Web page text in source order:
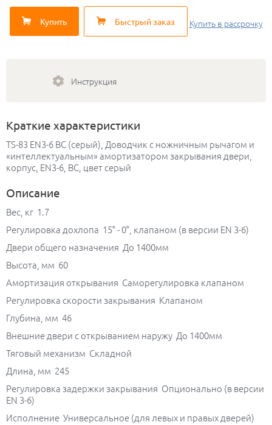
Купить Быстрый заказ Купить в рассрочку
Инструкция
Краткие характеристики
TS-83 EN3-6 BC (серый), Доводчик с ножничным рычагом и
«интеллектуальным» амортизатором закрывания двери,
корпус, EN3-6, BC, цвет серый
Описание
Вес, кг 1.7
Регулировка дохлопа 15° - 0°, клапаном (в версии EN 3-6)
Двери общего назначения До 1400мм
Высота, мм 60
Амортизация открывания Саморегулировка клапаном
Регулировка скорости закрывания Клапаном
Глубина, мм 46
Внешние двери с открыванием наружу До 1400мм
Тяговый механизм Складной
Длина, мм 245
Регулировка задержки закрывания Опционально (в версии
EN 3-6)
Исполнение Универсальное (для левых и правых дверей)